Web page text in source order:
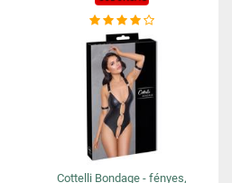
Cottelli Bondage - fényes,